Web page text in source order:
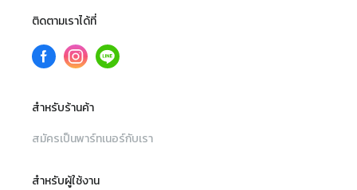
ติดตามเราได้ที่
สำหรับร้านค้า
สมัครเป็นพาร์ทเนอร์กับเรา
สำหรับผู้ใช้งาน